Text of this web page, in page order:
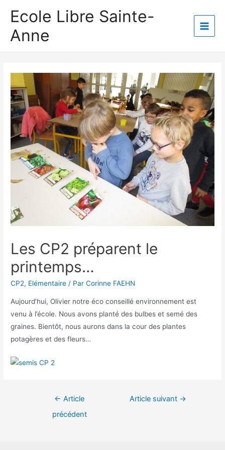
contenu
Ecole Libre Sainte-
Anne
Main
Les CP2 préparent le
printemps…
CP2, Elémentaire / ParCorinne FAEHN
Aujourd’hui, Olivier notre éco conseillé environnement est
venu à l’école. Nous avons planté des bulbes et semé des
graines. Bientôt, nous aurons dans la cour des plantes
potagères et des fleurs…
Navigation← Article
précédent
Article suivant →